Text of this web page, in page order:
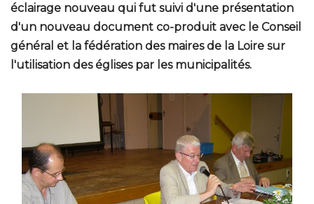
éclairage nouveau qui fut suivi d'une présentation
d'un nouveau document co-produit avec le Conseil
général et la fédération des maires de la Loire sur
l'utilisation des églises par les municipalités.